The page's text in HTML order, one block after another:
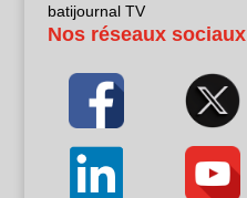
batijournal TV
Nos réseaux sociaux